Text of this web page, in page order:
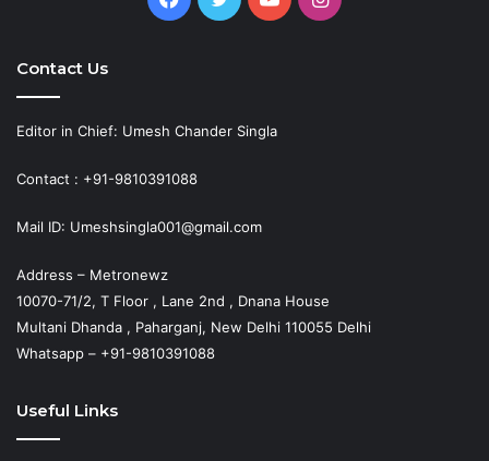
Contact Us
Editor in Chief: Umesh Chander Singla
Contact : +91-9810391088
Mail ID: Umeshsingla001@gmail.com
Address – Metronewz
10070-71/2, T Floor , Lane 2nd , Dnana House
Multani Dhanda , Paharganj, New Delhi 110055 Delhi
Whatsapp – +91-9810391088
Useful Links